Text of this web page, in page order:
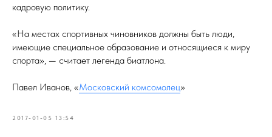
кадровую политику.
«На местах спортивных чиновников должны быть люди,
имеющие специальное образование и относящиеся к миру
спорта», — считает легенда биатлона.
Павел Иванов, «Московский комсомолец»
2017-01-05 13:54